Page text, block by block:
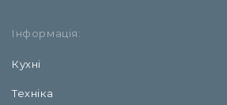
Інформація:
Кухні
Техніка